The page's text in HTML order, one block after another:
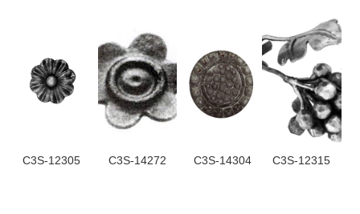
C3S-12305 C3S-14272 C3S-14304 C3S-12315